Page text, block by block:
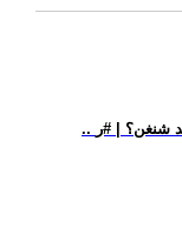
شنغن؟ | #ر